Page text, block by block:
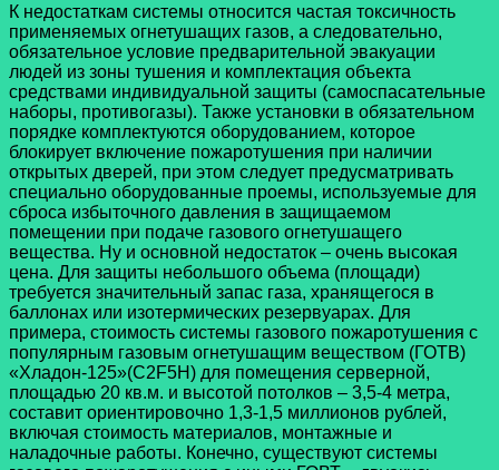
К недостаткам системы относится частая токсичность
применяемых огнетушащих газов, а следовательно,
обязательное условие предварительной эвакуации
людей из зоны тушения и комплектация объекта
средствами индивидуальной защиты (самоспасательные
наборы, противогазы). Также установки в обязательном
порядке комплектуются оборудованием, которое
блокирует включение пожаротушения при наличии
открытых дверей, при этом следует предусматривать
специально оборудованные проемы, используемые для
сброса избыточного давления в защищаемом
помещении при подаче газового огнетушащего
вещества. Ну и основной недостаток – очень высокая
цена. Для защиты небольшого объема (площади)
требуется значительный запас газа, хранящегося в
баллонах или изотермических резервуарах. Для
примера, стоимость системы газового пожаротушения с
популярным газовым огнетушащим веществом (ГОТВ)
«Хладон-125»(C2F5H) для помещения серверной,
площадью 20 кв.м. и высотой потолков – 3,5-4 метра,
составит ориентировочно 1,3-1,5 миллионов рублей,
включая стоимость материалов, монтажные и
наладочные работы. Конечно, существуют системы